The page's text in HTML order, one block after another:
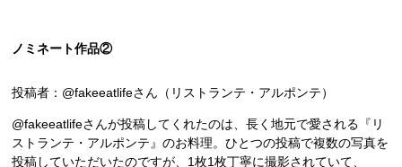
ノミネート作品②
投稿者：@fakeeatlifeさん（リストランテ・アルポンテ）
@fakeeatlifeさんが投稿してくれたのは、長く地元で愛される『リ
ストランテ・アルポンテ』のお料理。ひとつの投稿で複数の写真を
投稿していただいたのですが、1枚1枚丁寧に撮影されていて、